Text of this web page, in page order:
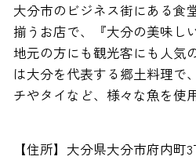
大分市のビジネス街にある食
揃うお店で、『大分の美味し
地元の方にも観光客にも人気
は大分を代表する郷土料理で
チやタイなど、様々な魚を使
【住所】大分県大分市府内町